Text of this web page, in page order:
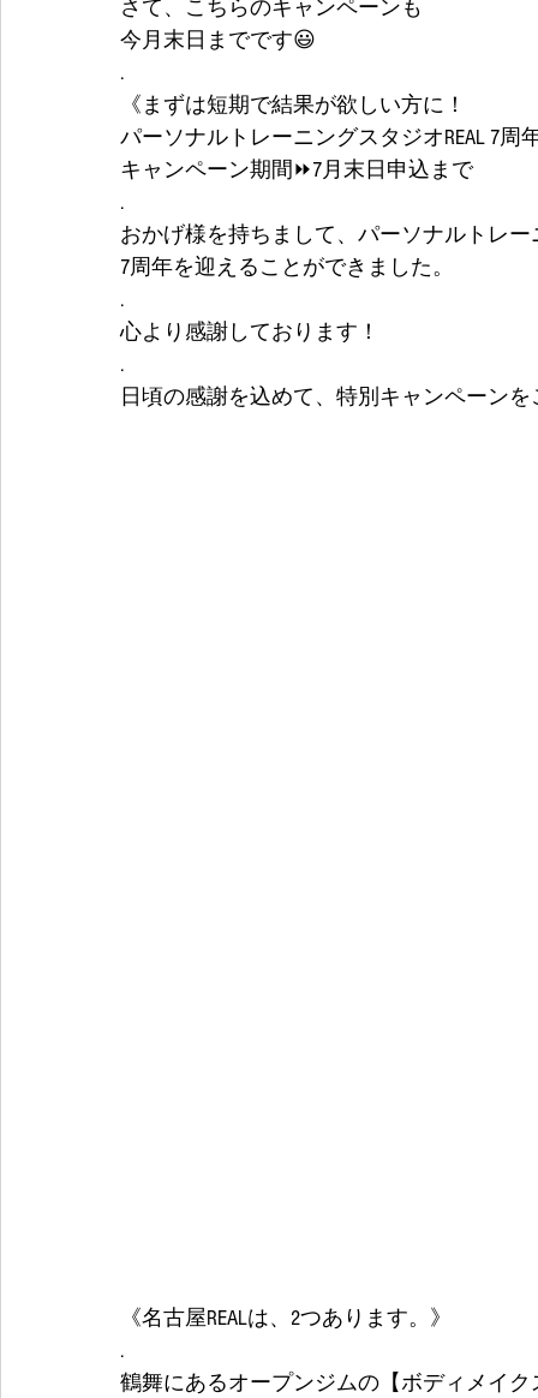
さて、こちらのキャンペーンも
今月末日までです😃
.
《まずは短期で結果が欲しい方に！
パーソナルトレーニングスタジオREAL 7周年
キャンペーン期間⏩7月末日申込まで
.
おかげ様を持ちまして、パーソナルトレー
7周年を迎えることができました。
.
心より感謝しております！
.
日頃の感謝を込めて、特別キャンペーン
《名古屋REALは、2つあります。》
.
鶴舞にあるオープンジムの【ボディメイク